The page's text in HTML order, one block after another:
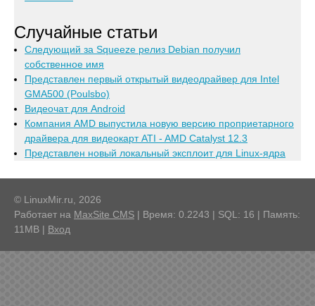
Случайные статьи
Следующий за Squeeze релиз Debian получил
собственное имя
Представлен первый открытый видеодрайвер для Intel
GMA500 (Poulsbo)
Видеочат для Android
Компания AMD выпустила новую версию проприетарного
драйвера для видеокарт ATI - AMD Catalyst 12.3
Представлен новый локальный эксплоит для Linux-ядра
© LinuxMir.ru, 2026
Работает на MaxSite CMS | Время: 0.2243 | SQL: 16 | Память:
11MB | Вход